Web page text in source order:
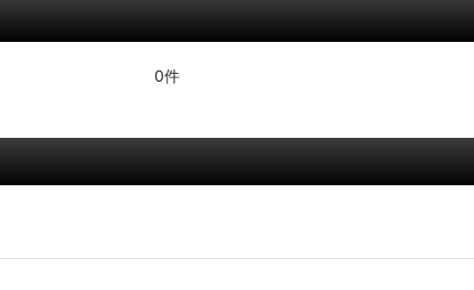
0件